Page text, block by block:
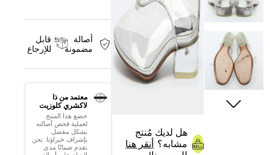
هل لديك مُنتج
مشابه؟
أنقر هنا
أصالة
مضمونة
قابل
للإرجاع
معتمد من ذا
لاكشري كلوزيت
خضع هذا المنتج
لعملية فحص أصالته
بشكل مفصل
بإشراف خبراؤنا. نحن
نقدم ضمانًا مدى